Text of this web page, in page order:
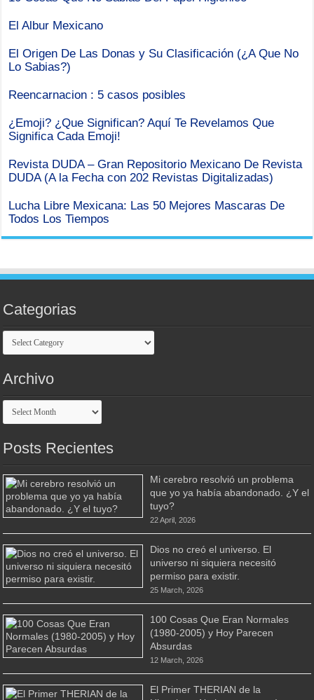
El Albur Mexicano
El Origen De Las Donas y Su Clasificación (¿A Que No
Lo Sabias?)
Reencarnacion : 5 casos posibles
¿Emoji? ¿Que Significan? Aquí Te Revelamos Que
Significa Cada Emoji!
Revista DUDA – Gran Repositorio Mexicano De Revista
DUDA (A la Fecha con 202 Revistas Digitalizadas)
Lucha Libre Mexicana: Las 50 Mejores Mascaras De
Todos Los Tiempos
Categorias
Categorias
Archivo
Archivo
Posts Recientes
Mi cerebro resolvió un problema
que yo ya había abandonado. ¿Y el
tuyo?
22 April, 2026
Dios no creó el universo. El
universo ni siquiera necesitó
permiso para existir.
25 March, 2026
100 Cosas Que Eran Normales
(1980-2005) y Hoy Parecen
Absurdas
12 March, 2026
El Primer THERIAN de la